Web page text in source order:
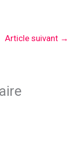
Article suivant →